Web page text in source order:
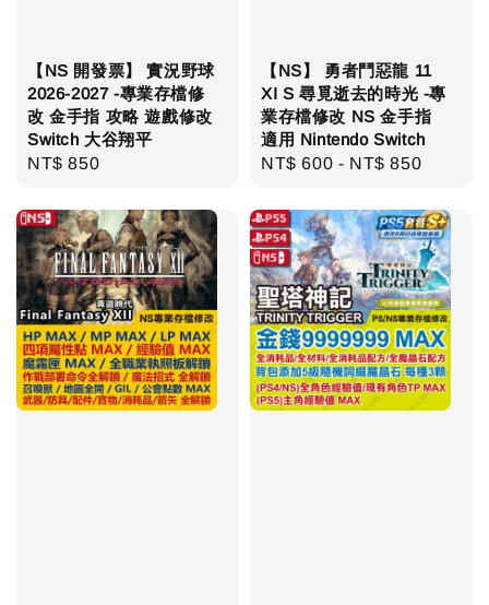
【NS 開發票】 實況野球
2026-2027 -專業存檔修
改 金手指 攻略 遊戲修改
Switch 大谷翔平
Regular
NT$ 850
【NS】 勇者鬥惡龍 11
XI S 尋覓逝去的時光 -專
業存檔修改 NS 金手指
適用 Nintendo Switch
Regular
NT$ 600 - NT$ 850